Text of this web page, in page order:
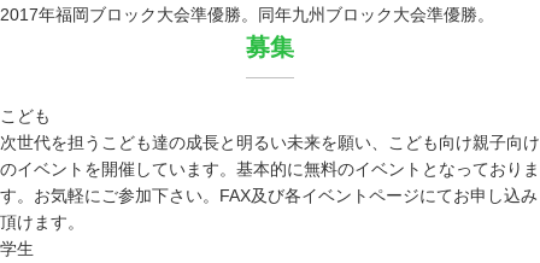
2017年福岡ブロック大会準優勝。同年九州ブロック大会準優勝。
募集
こども
次世代を担うこども達の成長と明るい未来を願い、こども向け親子向け
のイベントを開催しています。基本的に無料のイベントとなっておりま
す。お気軽にご参加下さい。FAX及び各イベントページにてお申し込み
頂けます。
学生